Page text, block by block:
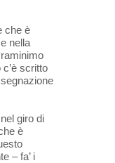
che è
nella
scritto
giro di
è
– fa’ i